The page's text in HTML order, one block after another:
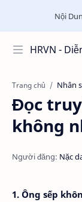
Nội
Trang chủ Nhân
Đọc
không
1. Ông sếp